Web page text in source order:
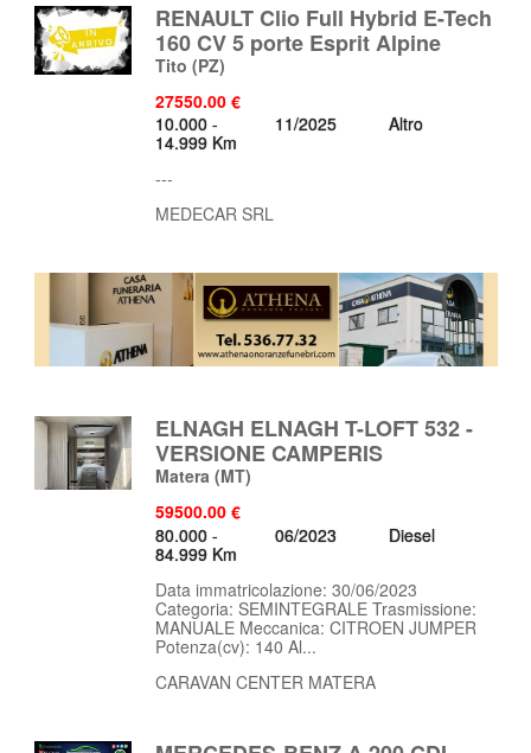
RENAULT Clio Full Hybrid E-Tech
160 CV 5 porte Esprit Alpine
Tito (PZ)
27550.00 €
10.000 -
14.999 Km
11/2025 Altro
---
MEDECAR SRL
ELNAGH ELNAGH T-LOFT 532 -
VERSIONE CAMPERIS
Matera (MT)
59500.00 €
80.000 -
84.999 Km
06/2023 Diesel
Data immatricolazione: 30/06/2023
Categoria: SEMINTEGRALE Trasmissione:
MANUALE Meccanica: CITROEN JUMPER
Potenza(cv): 140 Al...
CARAVAN CENTER MATERA